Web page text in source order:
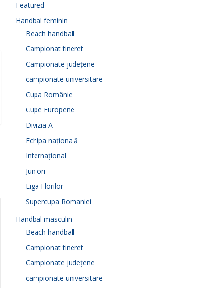
Featured
Handbal feminin
Beach handball
Campionat tineret
Campionate județene
campionate universitare
Cupa României
Cupe Europene
Divizia A
Echipa națională
Internațional
Juniori
Liga Florilor
Supercupa Romaniei
Handbal masculin
Beach handball
Campionat tineret
Campionate județene
campionate universitare